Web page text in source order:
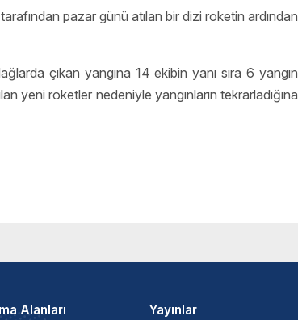
pazar günü atılan bir dizi roketin ardından
çıkan yangına 14 ekibin yanı sıra 6 yangın
yeni roketler nedeniyle yangınların tekrarladığına
Alanları Yayınlar